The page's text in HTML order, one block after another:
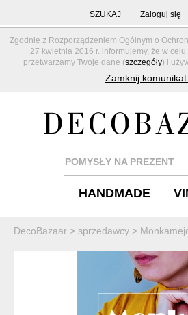
Zgodnie z Rozporządzeniem Ogólnym o
27 kwietnia 2016 r. informujemy, że w
przetwarzamy Twoje dane (szczegóły) i
Zamknij komunikat
SZUKAJ Zaloguj się
POMYSŁY NA PREZENT
HANDMADE
DecoBazaar > sprzedawcy >